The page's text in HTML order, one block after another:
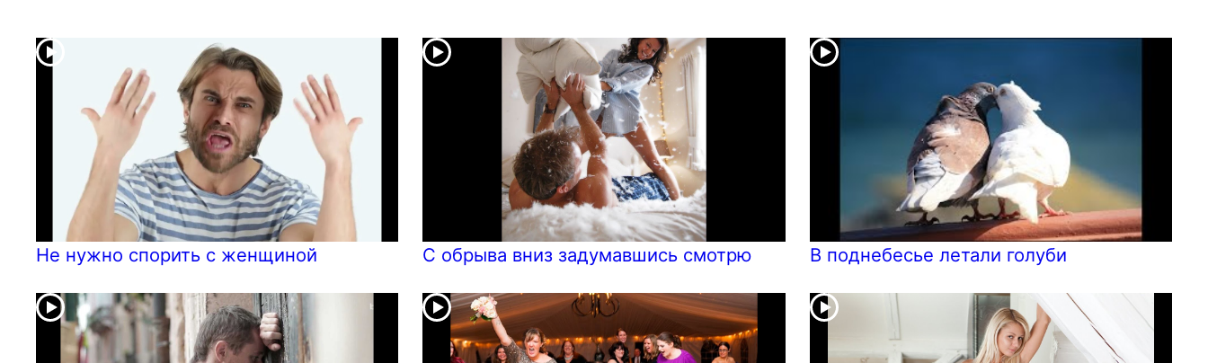
Не нужно спорить с женщиной С обрыва вниз задумавшись смотрю В поднебесье летали голуби